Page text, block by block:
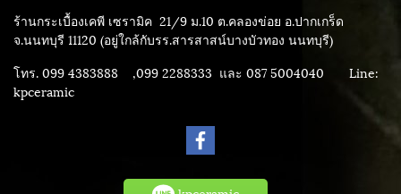
ร้านกระเบื้องเคพี เซรามิค 21/9 ม.10 ต.คลองข่อย อ.ปากเกร็ด
จ.นนทบุรี 11120 (อยู่ใกล้กับรร.สารสาสน์บางบัวทอง นนทบุรี)
โทร. 099 4383888 ,099 2288333 และ 087 5004040 Line:
kpceramic